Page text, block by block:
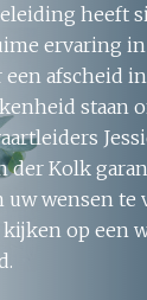
heeft
ervaring
een afscheid
staan
der Kolk
uw wensen te
op een